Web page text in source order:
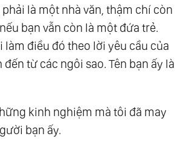
là một nhà văn, thậm chí còn
bạn vẫn còn là một đứa trẻ.
làm điều đó theo lời yêu cầu của
từ các ngôi sao. Tên bạn ấy là
kinh nghiệm mà tôi đã may
bạn ấy.